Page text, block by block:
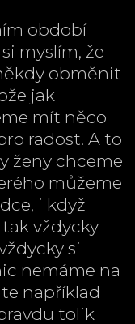
období
myslím, že
obměnit
jak
mít něco
radost. A to
ženy chceme
můžeme
i když
vždycky
si
nemáme na
například
tolik